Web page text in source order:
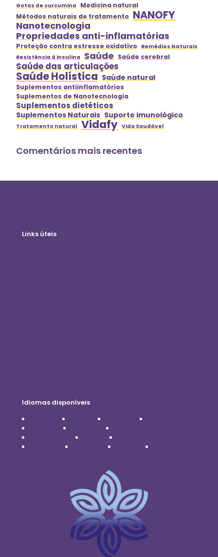
Gotas de curcumina
Medicina natural
Métodos naturais de tratamento NANOFY
Nanotecnologia
Propriedades anti-inflamatórias
Proteção contra estresse oxidativo Remédios Naturais
Resistência à insulina
Saúde Saúde cerebral
Saúde das articulações
Saúde Holística Saúde natural
Suplementos antiinflamatórios
Suplementos de Nanotecnologia
Suplementos dietéticos
Suplementos Naturais Suporte imunológico
Tratamento natural Vidafy Vida Saudável
Comentários mais recentes
Links úteis
Idiomas disponíveis